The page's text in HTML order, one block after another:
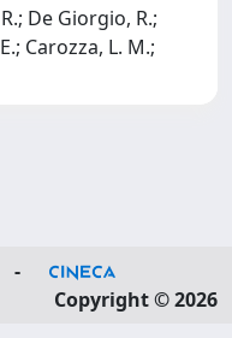
De Giorgio, R.;
Carozza, L. M.;
-
Copyright © 2026